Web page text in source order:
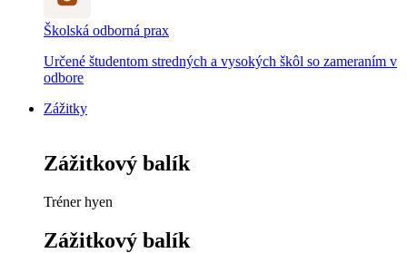
Školská odborná prax
Určené študentom stredných a vysokých škôl so zameraním v
odbore
Zážitky
Zážitkový balík
Tréner hyen
Zážitkový balík